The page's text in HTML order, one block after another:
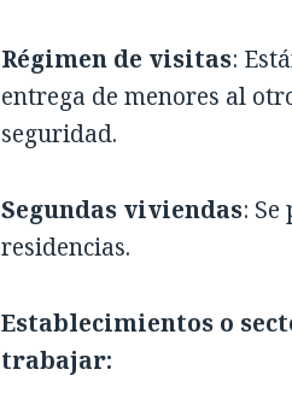
Régimen de visitas:
entrega de menores al
seguridad.
Segundas viviendas:
residencias.
Establecimientos o
trabajar: